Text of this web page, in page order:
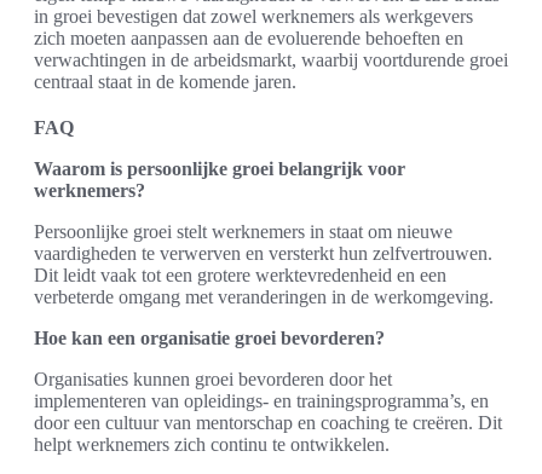
in groei bevestigen dat zowel werknemers als werkgevers
zich moeten aanpassen aan de evoluerende behoeften en
verwachtingen in de arbeidsmarkt, waarbij voortdurende groei
centraal staat in de komende jaren.
FAQ
Waarom is persoonlijke groei belangrijk voor
werknemers?
Persoonlijke groei stelt werknemers in staat om nieuwe
vaardigheden te verwerven en versterkt hun zelfvertrouwen.
Dit leidt vaak tot een grotere werktevredenheid en een
verbeterde omgang met veranderingen in de werkomgeving.
Hoe kan een organisatie groei bevorderen?
Organisaties kunnen groei bevorderen door het
implementeren van opleidings- en trainingsprogramma’s, en
door een cultuur van mentorschap en coaching te creëren. Dit
helpt werknemers zich continu te ontwikkelen.